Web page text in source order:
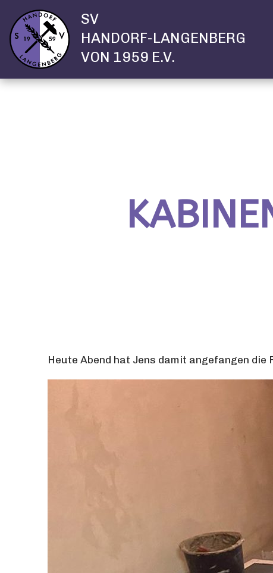
SV
HANDORF-LANGENBERG
VON 1959 E.V.
Heute Abend hat Jens damit angefangen die